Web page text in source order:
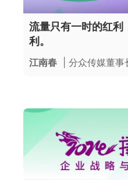
流量只有一时的红利
利。
江南春 | 分众传媒董事